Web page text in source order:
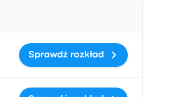
Sprawdź rozkład